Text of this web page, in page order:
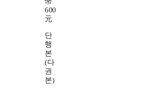
600
元
단
행
본
(다
권
본)